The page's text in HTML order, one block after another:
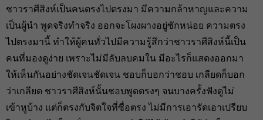
ชาวราศีสิงห์เป็นคนตรงไปตรงมา มีความกล้าหาญและความ
เป็นผู้นำ พูดจริงทำจริง ออกจะโผงผางอยู่ซักหน่อย ความตรง
ไปตรงมานี้ ทำให้ผู้คนทั่วไปมีความรู้สึกว่าชาวราศีสิงห์นี้เป็น
คนที่มองดูง่าย เพราะไม่มีลับลบคมใน มีอะไรก็แสดงออกมา
ให้เห็นกันอย่างชัดเจนชัดเจน ชอบก็บอกว่าชอบ เกลียดก็บอก
ว่าเกลียด ชาวราศีสิงห์นั้นชอบพูดตรงๆ จนบางครั้งฟังดูไม่
เข้าหูบ้าง แต่ก็ตรงกับจิตใจที่ซื่อตรง ไม่มีการเอารัดเอาเปรียบ